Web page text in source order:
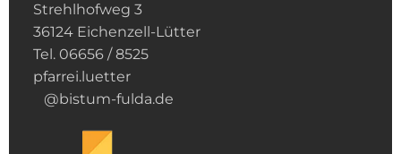
Strehlhofweg 3
36124 Eichenzell-Lütter
Tel. 06656 / 8525
pfarrei.luetter
@bistum-fulda.de